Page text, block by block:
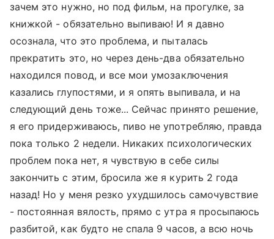
зачем это нужно, но под фильм, на прогулке, за
книжкой - обязательно выпиваю! И я давно
осознала, что это проблема, и пыталась
прекратить это, но через день-два обязательно
находился повод, и все мои умозаключения
казались глупостями, и я опять выпивала, и на
следующий день тоже... Сейчас принято решение,
я его придерживаюсь, пиво не употребляю, правда
пока только 2 недели. Никаких психологических
проблем пока нет, я чувствую в себе силы
закончить с этим, бросила же я курить 2 года
назад! Но у меня резко ухудшилось самочувствие
- постоянная вялость, прямо с утра я просыпаюсь
разбитой, как будто не спала 9 часов, а всю ночь